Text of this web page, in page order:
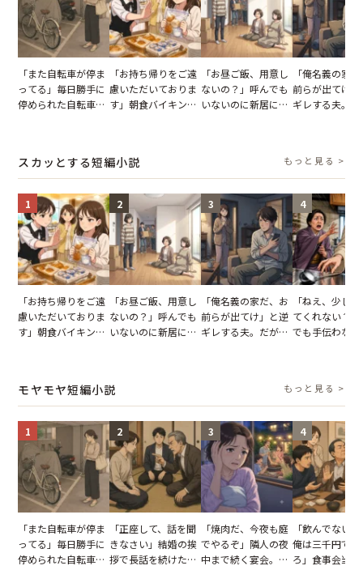
「また自転車が停ま
ってる」毎日勝手に
停められた自転車。
「お持ち帰りをご遠
慮いただいておりま
す」朝食バイキング
が一変
「お昼ご飯、用意し
ないの？」呼んでも
いないのに新居にあ
「俺名義の家
前らが出てけ
ギレする夫。
スカッとする短編小説 もっと見る >
1
「お持ち帰りをご遠
慮いただいておりま
す」朝食バイキング
が一変
2
「お昼ご飯、用意し
ないの？」呼んでも
いないのに新居にあ
3
「俺名義の家だ、お
前らが出てけ」と逆
ギレする夫。だが、
4
「ねえ、少し
てくれない？
でも手伝わな
モヤモヤ短編小説 もっと見る >
1
「また自転車が停ま
ってる」毎日勝手に
停められた自転車。
2
「正座して、話を聞
きなさい」結婚の挨
拶で長話を続けた義
3
「焼肉だ、今夜も庭
でやるぞ」隣人の夜
中まで続く宴会。我
4
「飲んでない
俺は三千円で
ろ」食事会当